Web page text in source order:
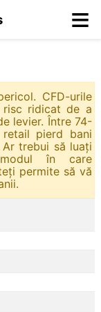
≡
CFD-urile
risc ridicat de a
levier. Între 74-
pierd bani
trebui să luați
în care
permite să vă